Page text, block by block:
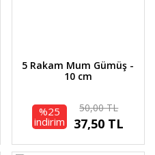
5 Rakam Mum Gümüş -
10 cm
%25
indirim
50,00 TL
37,50 TL